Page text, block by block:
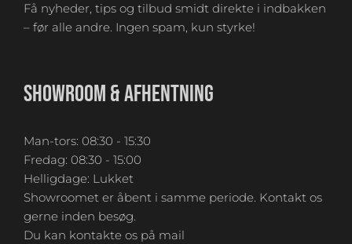
Få nyheder, tips og tilbud smidt direkte i indbakken
– før alle andre. Ingen spam, kun styrke!
SHOWROOM & AFHENTNING
Man-tors: 08:30 - 15:30
Fredag: 08:30 - 15:00
Helligdage: Lukket
Showroomet er åbent i samme periode. Kontakt os
gerne inden besøg.
Du kan kontakte os på mail